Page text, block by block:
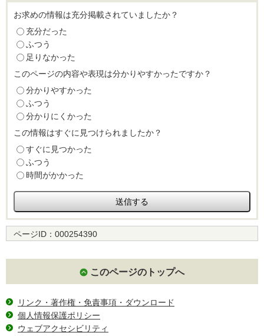
お求めの情報は充分掲載されていましたか？
充分だった
ふつう
足りなかった
このページの内容や表現は分かりやすかったですか？
分かりやすかった
ふつう
分かりにくかった
この情報はすぐに見つけられましたか？
すぐに見つかった
ふつう
時間がかかった
ページID： 000254390
このページのトップへ
リンク・著作権・免責事項・ダウンロード
個人情報保護ポリシー
ウェブアクセシビリティ